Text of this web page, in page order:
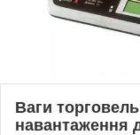
Ваги
навантаження